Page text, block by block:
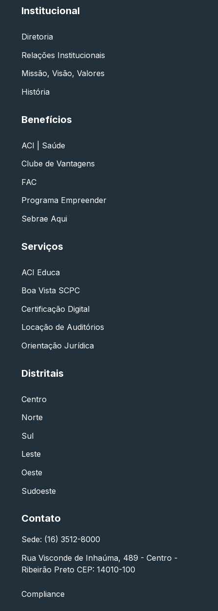
Institucional
Diretoria
Relações Institucionais
Missão, Visão, Valores
História
Benefícios
ACI | Saúde
Clube de Vantagens
FAC
Programa Empreender
Sebrae Aqui
Serviços
ACI Educa
Boa Vista SCPC
Certificação Digital
Locação de Auditórios
Orientação Jurídica
Distritais
Centro
Norte
Sul
Leste
Oeste
Sudoeste
Contato
Sede: (16) 3512-8000
Rua Visconde de Inhaúma, 489 - Centro -
Ribeirão Preto CEP: 14010-100
Compliance